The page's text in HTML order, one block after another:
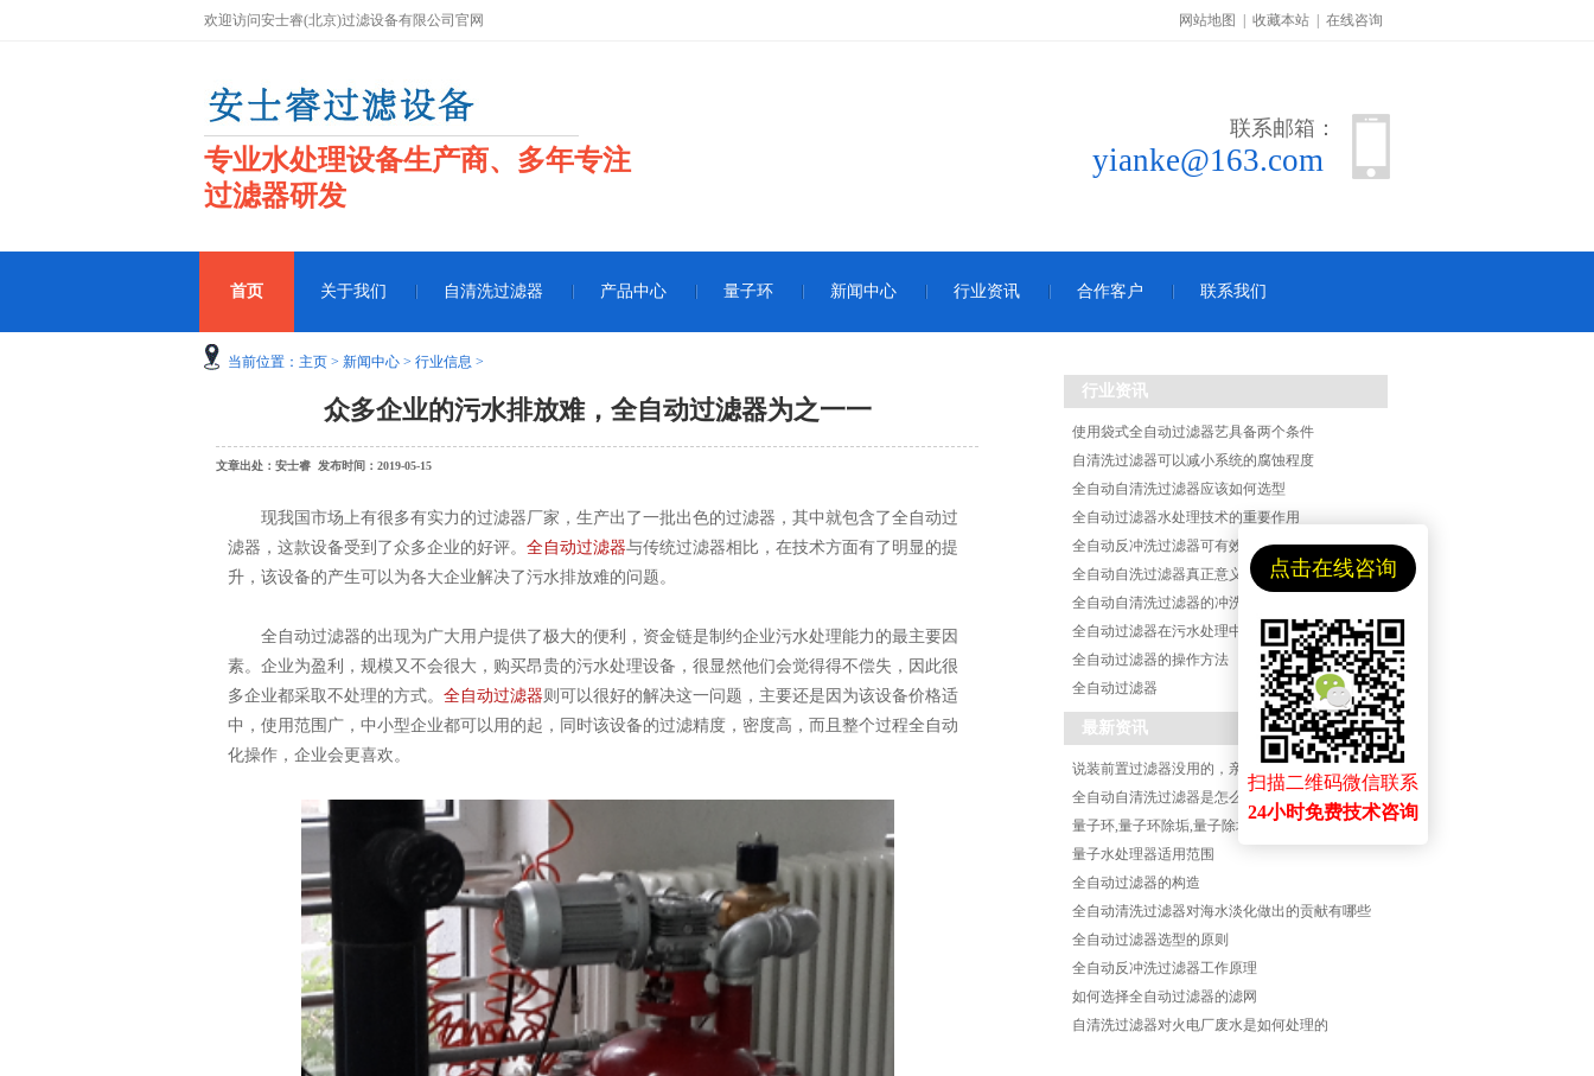
网站地图 收藏本站 在线咨询
欢迎访问安士睿(北京)过滤设备有限公司官网
专业水处理设备生产商、多年专注
过滤器研发
联系邮箱：
yianke@163.com
首页 关于我们 自清洗过滤器 产品中心 量子环 新闻中心 行业资讯 合作客户 联系我们
当前位置： 主页 > 新闻中心 > 行业信息 >
众多企业的污水排放难，全自动过滤器为之一一
文章出处：安士睿 发布时间：2019-05-15
现我国市场上有很多有实力的过滤器厂家，生产出了一批出色的过滤器，其中就包含了全自动过
滤器，这款设备受到了众多企业的好评。 全自动过滤器与传统过滤器相比，在技术方面有了明显的提
升，该设备的产生可以为各大企业解决了污水排放难的问题。
全自动过滤器的出现为广大用户提供了极大的便利，资金链是制约企业污水处理能力的最主要因
素。企业为盈利，规模又不会很大，购买昂贵的污水处理设备，很显然他们会觉得得不偿失，因此很
多企业都采取不处理的方式。 全自动过滤器则可以很好的解决这一问题，主要还是因为该设备价格适
中，使用范围广，中小型企业都可以用的起，同时该设备的过滤精度，密度高，而且整个过程全自动
化操作，企业会更喜欢。
行业资讯
使用袋式全自动过滤器艺具备两个条件
自清洗过滤器可以减小系统的腐蚀程度
全自动自清洗过滤器应该如何选型
全自动过滤器水处理技术的重要作用
全自动反冲洗过滤器可有效提高工业节水效率
全自动自洗过滤器真正意义上的远离水污染危害
全自动自清洗过滤器的冲洗方式
全自动过滤器在污水处理中的应用
全自动过滤器的操作方法
全自动过滤器
最新资讯
量子环,量子环除垢,量子除垢环,量子水处理器,您知道量子环除垢的原理吗
量子水处理器适用范围
全自动过滤器的构造
全自动清洗过滤器对海水淡化做出的贡献有哪些
全自动过滤器选型的原则
全自动反冲洗过滤器工作原理
如何选择全自动过滤器的滤网
自清洗过滤器对火电厂废水是如何处理的
点击在线咨询
扫描二维码微信联系
24小时免费技术咨询